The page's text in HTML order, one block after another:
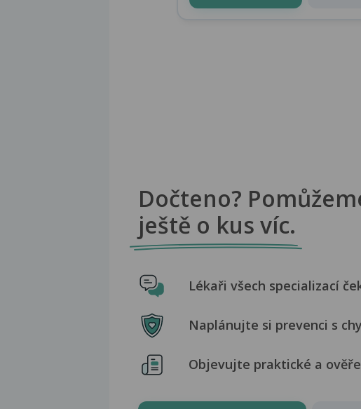
Dočteno?
ještě o kus víc.
Lékaři všech specializací
Naplánujte si prevenci s
Objevujte praktické a